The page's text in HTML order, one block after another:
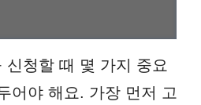
신청할 때 몇 가지 중요
어야 해요. 가장 먼저 고